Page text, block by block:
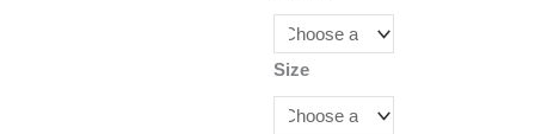
Size
SP
Gloves
Short
Men's